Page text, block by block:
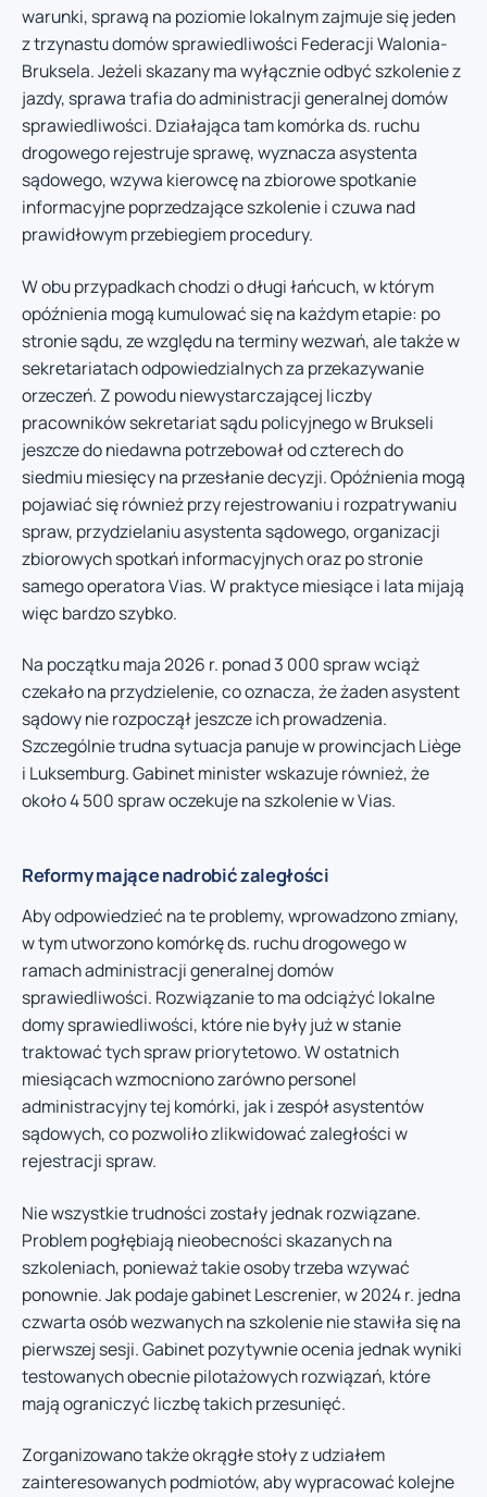
warunki, sprawą na poziomie lokalnym zajmuje się jeden
z trzynastu domów sprawiedliwości Federacji Walonia-
Bruksela. Jeżeli skazany ma wyłącznie odbyć szkolenie z
jazdy, sprawa trafia do administracji generalnej domów
sprawiedliwości. Działająca tam komórka ds. ruchu
drogowego rejestruje sprawę, wyznacza asystenta
sądowego, wzywa kierowcę na zbiorowe spotkanie
informacyjne poprzedzające szkolenie i czuwa nad
prawidłowym przebiegiem procedury.
W obu przypadkach chodzi o długi łańcuch, w którym
opóźnienia mogą kumulować się na każdym etapie: po
stronie sądu, ze względu na terminy wezwań, ale także w
sekretariatach odpowiedzialnych za przekazywanie
orzeczeń. Z powodu niewystarczającej liczby
pracowników sekretariat sądu policyjnego w Brukseli
jeszcze do niedawna potrzebował od czterech do
siedmiu miesięcy na przesłanie decyzji. Opóźnienia mogą
pojawiać się również przy rejestrowaniu i rozpatrywaniu
spraw, przydzielaniu asystenta sądowego, organizacji
zbiorowych spotkań informacyjnych oraz po stronie
samego operatora Vias. W praktyce miesiące i lata mijają
więc bardzo szybko.
Na początku maja 2026 r. ponad 3 000 spraw wciąż
czekało na przydzielenie, co oznacza, że żaden asystent
sądowy nie rozpoczął jeszcze ich prowadzenia.
Szczególnie trudna sytuacja panuje w prowincjach Liège
i Luksemburg. Gabinet minister wskazuje również, że
około 4 500 spraw oczekuje na szkolenie w Vias.
Reformy mające nadrobić zaległości
Aby odpowiedzieć na te problemy, wprowadzono zmiany,
w tym utworzono komórkę ds. ruchu drogowego w
ramach administracji generalnej domów
sprawiedliwości. Rozwiązanie to ma odciążyć lokalne
domy sprawiedliwości, które nie były już w stanie
traktować tych spraw priorytetowo. W ostatnich
miesiącach wzmocniono zarówno personel
administracyjny tej komórki, jak i zespół asystentów
sądowych, co pozwoliło zlikwidować zaległości w
rejestracji spraw.
Nie wszystkie trudności zostały jednak rozwiązane.
Problem pogłębiają nieobecności skazanych na
szkoleniach, ponieważ takie osoby trzeba wzywać
ponownie. Jak podaje gabinet Lescrenier, w 2024 r. jedna
czwarta osób wezwanych na szkolenie nie stawiła się na
pierwszej sesji. Gabinet pozytywnie ocenia jednak wyniki
testowanych obecnie pilotażowych rozwiązań, które
mają ograniczyć liczbę takich przesunięć.
Zorganizowano także okrągłe stoły z udziałem
zainteresowanych podmiotów, aby wypracować kolejne